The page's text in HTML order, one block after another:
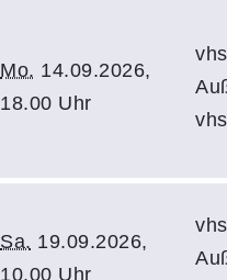
Mo. 14.09.2026,
18.00 Uhr
Sa. 19.09.2026,
10.00 Uhr